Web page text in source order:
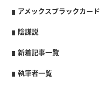
アメックスブラックカード
陰謀説
新着記事一覧
執筆者一覧